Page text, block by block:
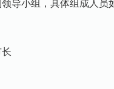
导小组，具体组成人员